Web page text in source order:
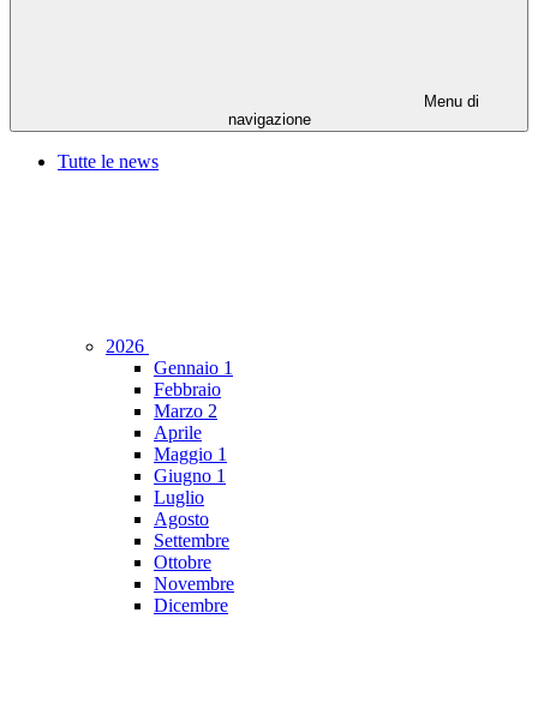
Menu di
navigazione
Tutte le news
2026
Gennaio 1
Febbraio
Marzo 2
Aprile
Maggio 1
Giugno 1
Luglio
Agosto
Settembre
Ottobre
Novembre
Dicembre